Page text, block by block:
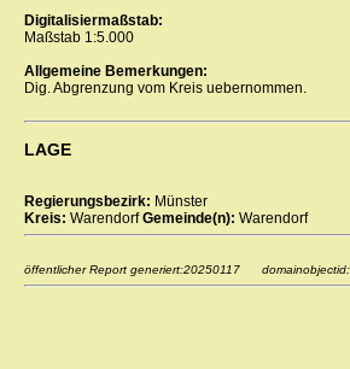
Digitalisiermaßstab:
Maßstab 1:5.000
Allgemeine Bemerkungen:
Dig. Abgrenzung vom Kreis uebernommen.
LAGE
Regierungsbezirk: Münster
Kreis: WarendorfGemeinde(n): Warendorf
öffentlicher Report generiert:20250117